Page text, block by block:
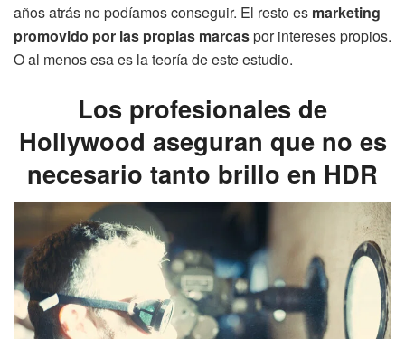
años atrás no podíamos conseguir. El resto es marketing
promovido por las propias marcaspor intereses propios.
O al menos esa es la teoría de este estudio.
Los profesionales de
Hollywood aseguran que no es
necesario tanto brillo en HDR